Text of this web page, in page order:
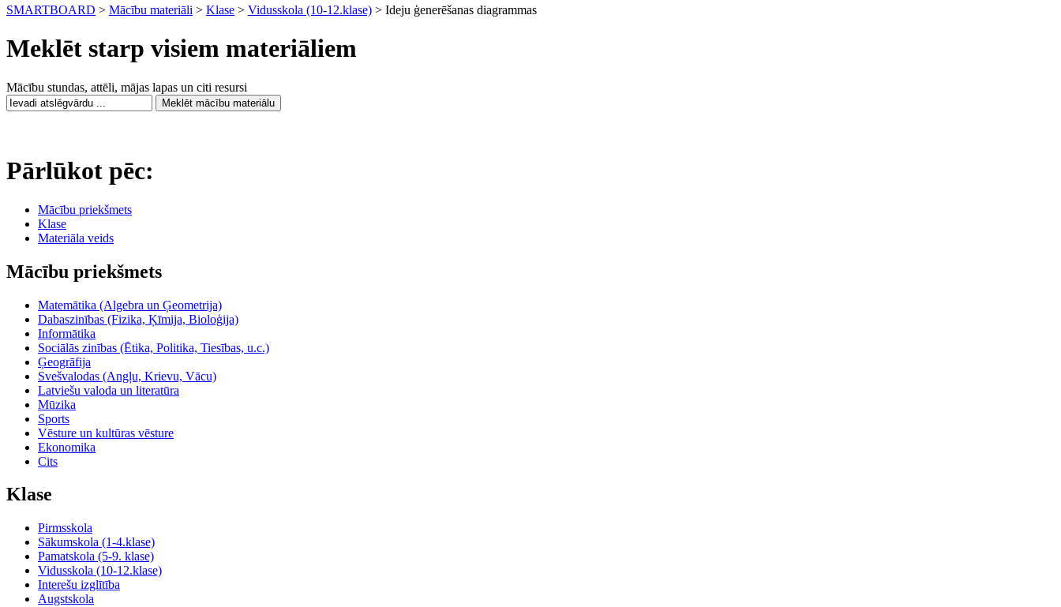
SMARTBOARD > Mācību materiāli > Klase > Vidusskola (10-12.klase) > Ideju ģenerēšanas diagrammas
Meklēt starp visiem materiāliem
Mācību stundas, attēli, mājas lapas un citi resursi
Pārlūkot pēc:
Mācību priekšmets
Klase
Materiāla veids
Mācību priekšmets
Matemātika (Algebra un Ģeometrija)
Dabaszinības (Fizika, Ķīmija, Bioloģija)
Informātika
Sociālās zinības (Ētika, Politika, Tiesības, u.c.)
Ģeogrāfija
Svešvalodas (Angļu, Krievu, Vācu)
Latviešu valoda un literatūra
Mūzika
Sports
Vēsture un kultūras vēsture
Ekonomika
Cits
Klase
Pirmsskola
Sākumskola (1-4.klase)
Pamatskola (5-9. klase)
Vidusskola (10-12.klase)
Interešu izglītība
Augstskola